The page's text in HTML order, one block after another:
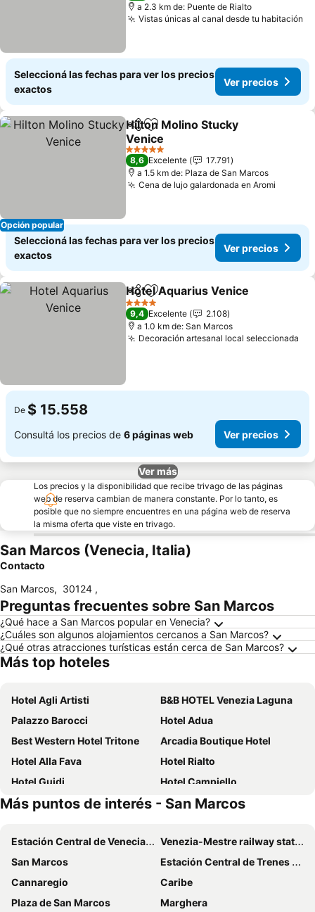
a 2.3 km de: Puente de Rialto
Vistas únicas al canal desde tu habitación
Seleccioná las fechas para ver los precios
exactos
Ver precios
Opción popular
CompartirAñadir a favoritos
Hilton Molino Stucky
Venice
Ver precios
5 Estrellas
8,6 Excelente
17.791
a 1.5 km de: Plaza de San Marcos
Cena de lujo galardonada en Aromi
Seleccioná las fechas para ver los precios
exactos
Ver precios
CompartirAñadir a favoritos
Hotel Aquarius Venice
4 Estrellas
9,4 Excelente
2.108
a 1.0 km de: San Marcos
Decoración artesanal local seleccionada
De $ 15.558
Consultá los precios de 6 páginas web Ver precios
Ver más
Los precios y la disponibilidad que recibe trivago de las páginas
web de reserva cambian de manera constante. Por lo tanto, es
posible que no siempre encuentres en una página web de reserva
la misma oferta que viste en trivago.
San Marcos (Venecia, Italia)
Contacto
San Marcos, 30124 ,
Preguntas frecuentes sobre San Marcos
¿Qué hace a San Marcos popular en Venecia?
¿Cuáles son algunos alojamientos cercanos a San Marcos?
¿Qué otras atracciones turísticas están cerca de San Marcos?
Más top hoteles
Hotel Agli Artisti
B&B HOTEL Venezia Laguna
Palazzo Barocci
Hotel Adua
Best Western Hotel Tritone
Arcadia Boutique Hotel
Hotel Alla Fava
Hotel Rialto
Hotel Guidi
Hotel Campiello
Hotel Nazionale
Casa Favaretto Guest House
Corte Canal Venice
Hotel Savoia e Jolanda, WorldHotels Elite
Hotel Canal
Hotel Principe
Alle Guglie Boutique Hotel
Hotel Royal San Marco
Hotel Abbazia
Hotel Mercurio
Más puntos de interés - San Marcos
Estación Central de Venecia Santa Lucía
Venezia-Mestre railway station
San Marcos
Estación Central de Trenes de Bolonia
Cannaregio
Caribe
Plaza de San Marcos
Marghera